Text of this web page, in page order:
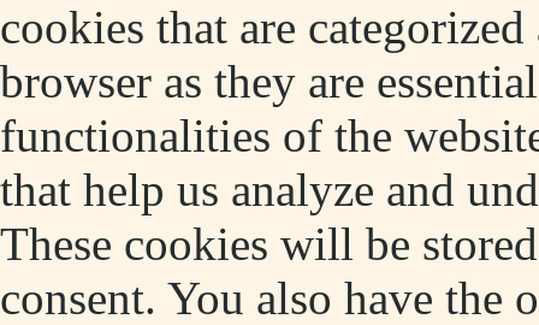
cookies that are
browser as they are
functionalities of the
that help us analyze and
These cookies will be
consent. You also have the